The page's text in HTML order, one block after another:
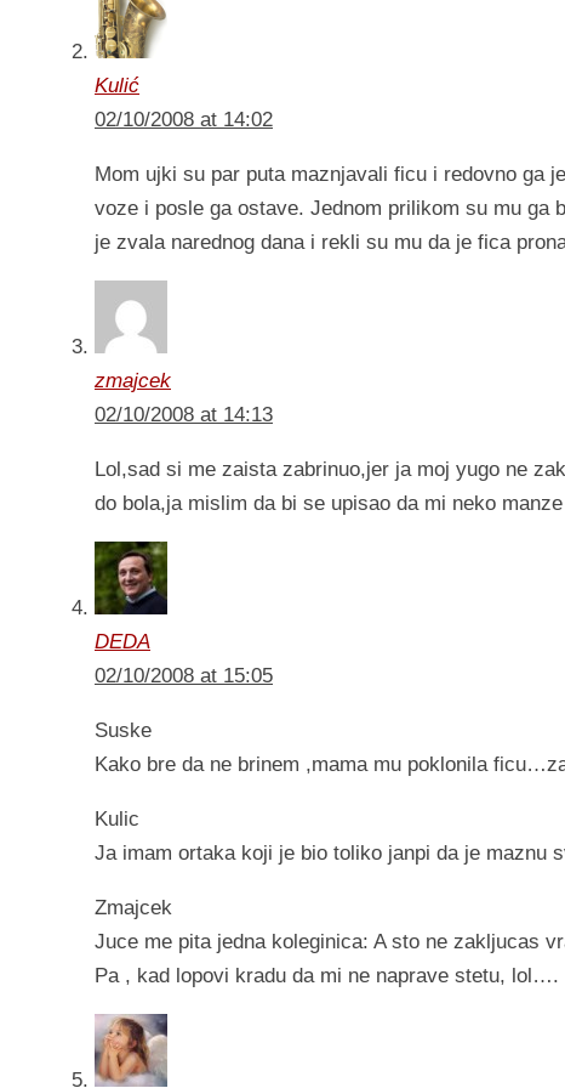
Kulić
02/10/2008 at 14:02
Mom ujki su par puta maznjavali ficu i redovno ga
voze i posle ga ostave. Jednom prilikom su mu ga
je zvala narednog dana i rekli su mu da je fica
zmajcek
02/10/2008 at 14:13
Lol,sad si me zaista zabrinuo,jer ja moj yugo ne
do bola,ja mislim da bi se upisao da mi neko
DEDA
02/10/2008 at 15:05
Suske
Kako bre da ne brinem ,mama mu poklonila
Kulic
Ja imam ortaka koji je bio toliko janpi da je maznu
Zmajcek
Juce me pita jedna koleginica: A sto ne zakljucas
Pa , kad lopovi kradu da mi ne naprave stetu, lol….